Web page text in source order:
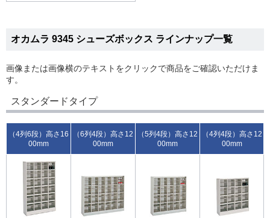
オカムラ 9345 シューズボックス ラインナップ一覧
画像または画像横のテキストをクリックで商品をご確認いただけま
す。
スタンダードタイプ
（4列6段）高さ16
00mm
（6列4段）高さ12
00mm
（5列4段）高さ12
00mm
（4列4段）高さ12
00mm